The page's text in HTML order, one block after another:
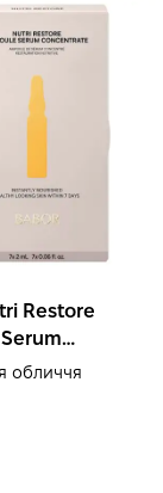
Restore
7x2 мл
обличчя